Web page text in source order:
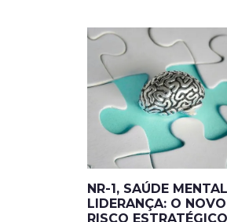
NR-1, SAÚDE
LIDERANÇA: O NOVO
RISCO